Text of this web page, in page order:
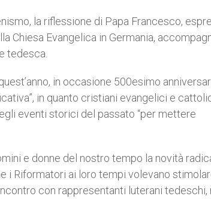
la riflessione di Papa Francesco,
Chiesa Evangelica in Germania,
tedesca.
in occasione 500esimo
in quanto cristiani evangelici e
eventi storici del passato “per mettere
e donne del nostro tempo la novità
i Riformatori ai loro tempi volevano
con rappresentanti luterani tedeschi,